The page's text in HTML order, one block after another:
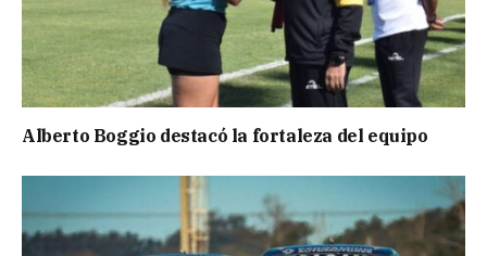
Alberto Boggio destacó la fortaleza del equipo